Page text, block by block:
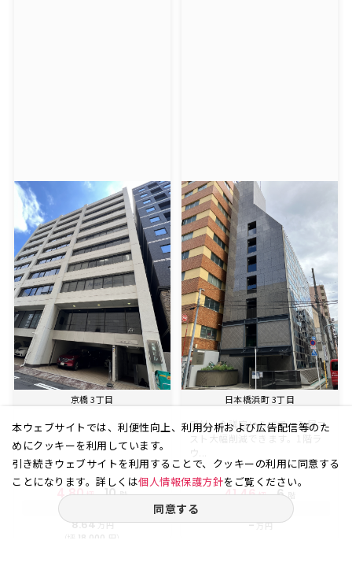
京橋 3丁目
4.80 坪 10階
8.64万円
（坪 18,000 円）
日本橋浜町 3丁目
受付、会議室いらずで、入居コ
スト大幅削減できます。1階ラ
ウ...
41.46 坪 6階
-万円
本ウェブサイトでは、利便性向上、利用分析および広告配信等のた
めにクッキーを利用しています。
引き続きウェブサイトを利用することで、クッキーの利用に同意する
ことになります。詳しくは個人情報保護方針をご覧ください。
同意する